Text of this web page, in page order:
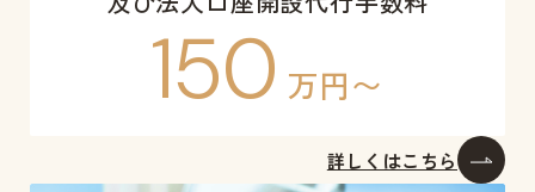
150 万円〜
詳しくはこちら